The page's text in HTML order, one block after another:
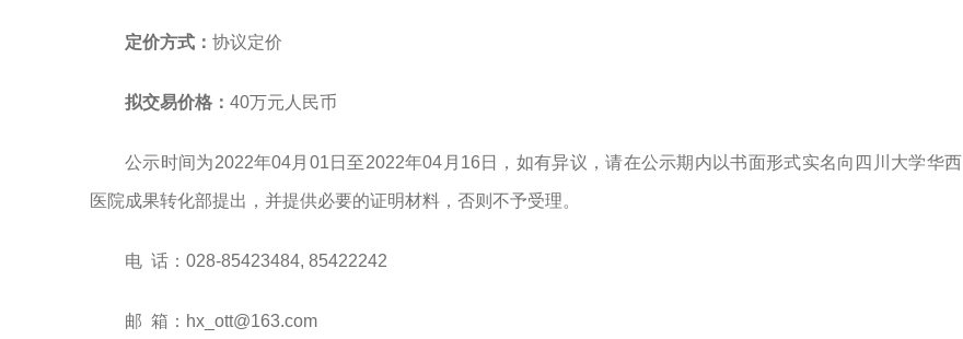
定价方式： 协议定价
拟交易价格： 40万元人民币
公示时间为2022年04月01日至2022年04月16日，如有异议，请在公示期内以书面形式实名向四川大学华西
医院成果转化部提出，并提供必要的证明材料，否则不予受理。
电 话：028-85423484, 85422242
邮 箱：hx_ott@163.com